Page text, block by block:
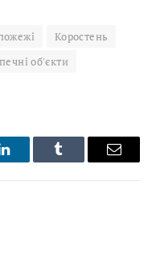
Коростень
об'єкти
LinkedInTumblr Email